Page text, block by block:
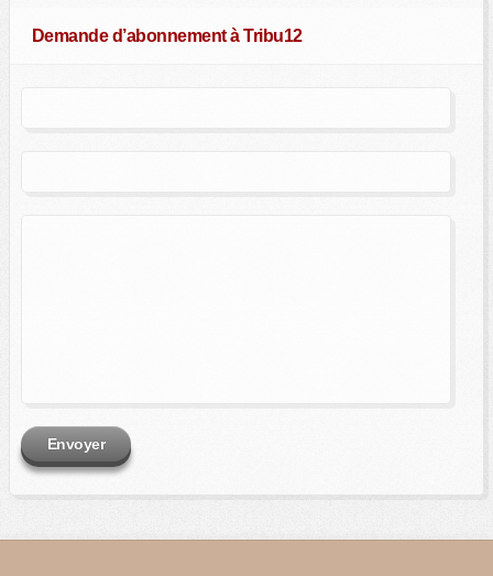
Demande d’abonnement à Tribu12
Envoyer